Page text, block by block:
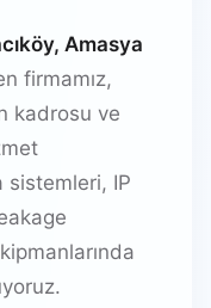
Amasya
firmamız,
kadrosu ve
sistemleri, IP